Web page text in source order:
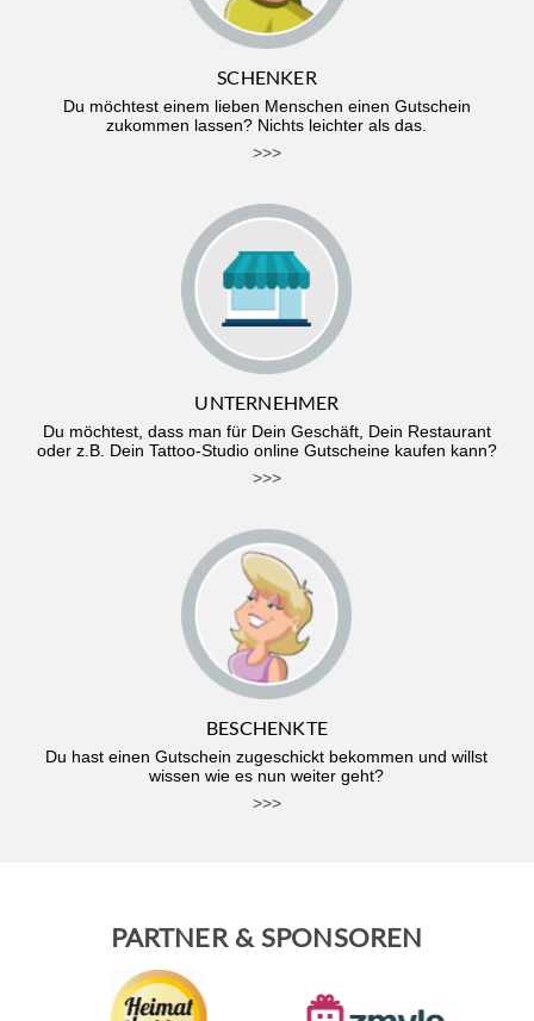
SCHENKER
Du möchtest einem lieben Menschen einen Gutschein
zukommen lassen? Nichts leichter als das.
>>>
UNTERNEHMER
Du möchtest, dass man für Dein Geschäft, Dein Restaurant
oder z.B. Dein Tattoo-Studio online Gutscheine kaufen kann?
>>>
BESCHENKTE
Du hast einen Gutschein zugeschickt bekommen und willst
wissen wie es nun weiter geht?
>>>
PARTNER & SPONSOREN